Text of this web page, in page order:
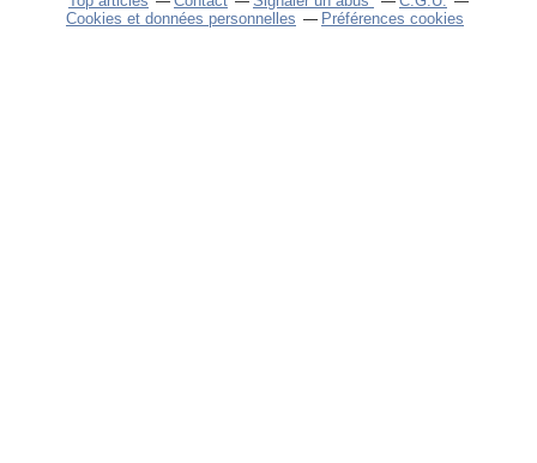
Cookies et données personnelles
Préférences cookies